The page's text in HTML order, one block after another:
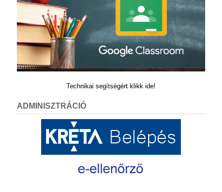
Technikai segítségért klikk ide!
ADMINISZTRÁCIÓ